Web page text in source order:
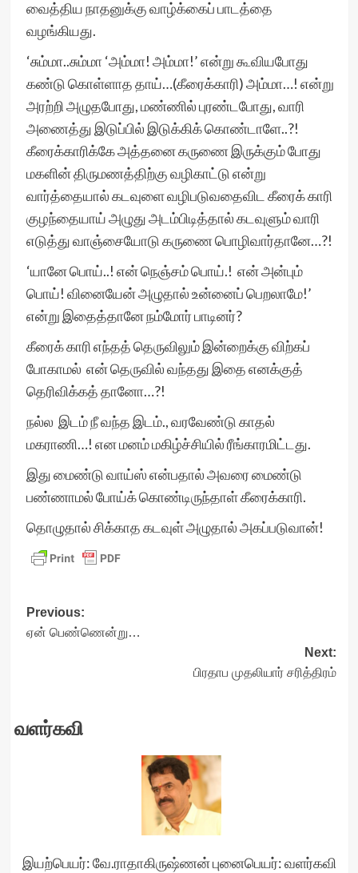
வைத்திய நாதனுக்கு வாழ்க்கைப் பாடத்தை
வழங்கியது.
‘சும்மா..சும்மா ‘அம்மா! அம்மா!’ என்று கூவியபோது
கண்டு கொள்ளாத தாய்…(கீரைக்காரி) அம்மா…! என்று
அரற்றி அழுதபோது, மண்ணில் புரண்டபோது, வாரி
அணைத்து இடுப்பில் இடுக்கிக் கொண்டாளே..?!
கீரைக்காரிக்கே அத்தனை கருணை இருக்கும் போது
மகளின் திருமணத்திற்கு வழிகாட்டு என்று
வார்த்தையால் கடவுளை வழிபடுவதைவிட கீரைக் காரி
குழந்தையாய் அழுது அடம்பிடித்தால் கடவுளும் வாரி
எடுத்து வாஞ்சையோடு கருணை பொழிவார்தானே…?!
‘யானே பொய்..! என் நெஞ்சம் பொய்.! என் அன்பும்
பொய்! வினையேன் அழுதால் உன்னைப் பெறலாமே!’
என்று இதைத்தானே நம்மோர் பாடினர்?
கீரைக் காரி எந்தத் தெருவிலும் இன்றைக்கு விற்கப்
போகாமல் என் தெருவில் வந்தது இதை எனக்குத்
தெரிவிக்கத் தானோ…?!
நல்ல இடம் நீ வந்த இடம்., வரவேண்டு காதல்
மகராணி…! என மனம் மகிழ்ச்சியில் ரீங்காரமிட்டது.
இது மைண்டு வாய்ஸ் என்பதால் அவரை மைண்டு
பண்ணாமல் போய்க் கொண்டிருந்தாள் கீரைக்காரி.
தொழுதால் சிக்காத கடவுள் அழுதால் அகப்படுவான்!
Post
navigation
Previous:
ஏன் பெண்ணென்று…
Next:
பிரதாப முதலியார் சரித்திரம்
வளர்கவி
இயற்பெயர்: வே.ராதாகிருஷ்ணன் புனைபெயர்: வளர்கவி